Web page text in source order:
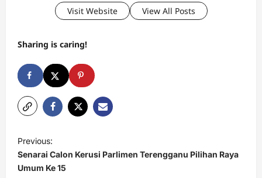
Visit Website View All Posts
Sharing is caring!
o
s
Previous:
Senarai Calon Kerusi Parlimen Terengganu Pilihan Raya
Umum Ke 15